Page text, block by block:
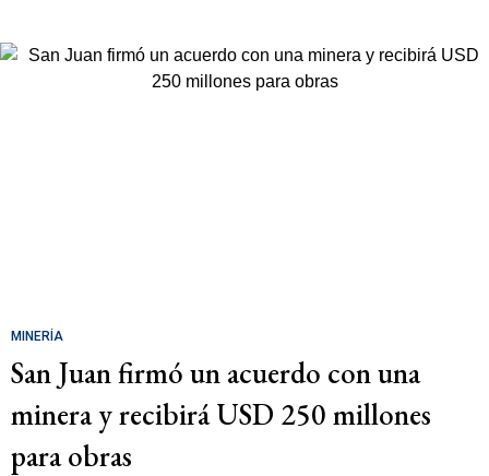
MINERÍA
San Juan firmó un acuerdo con una
minera y recibirá USD 250 millones
para obras